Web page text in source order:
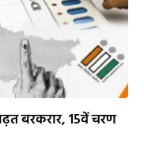
बरकरार, 15वें चरण